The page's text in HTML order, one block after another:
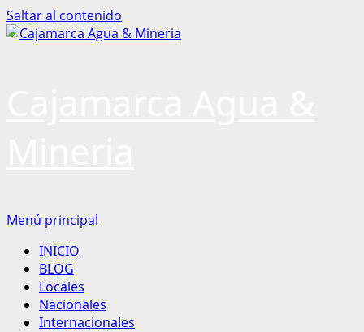
Saltar al contenido
Menú principal
INICIO
BLOG
Locales
Nacionales
Internacionales